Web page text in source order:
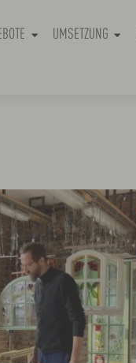
UMSETZUNG